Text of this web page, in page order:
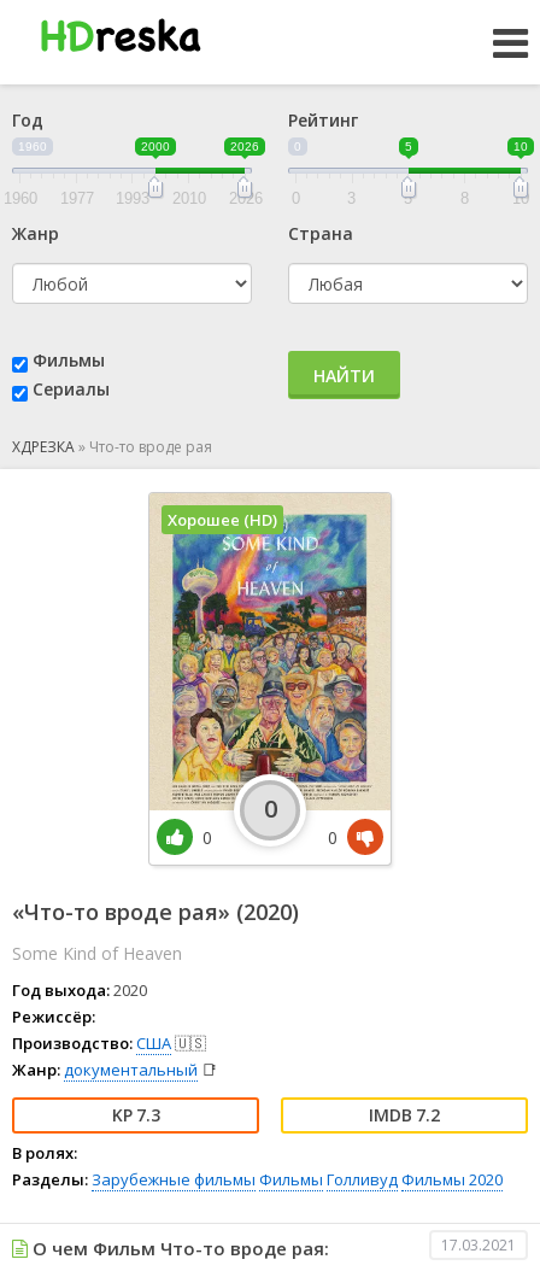
Год
1960 2000 2026
1960 1977 1993 2010 2026
Рейтинг
0 5 10
0 3 5 8 10
Жанр Страна
Фильмы
Сериалы
НАЙТИ
ХДРЕЗКА» Что-то вроде рая
«Что-то вроде рая» (2020)
Some Kind of Heaven
Год выхода:2020
Режиссёр:
Производство:США🇺🇸
Жанр:документальный 📑
7.3 7.2
В ролях:
Разделы: Зарубежные фильмы Фильмы ГолливудФильмы 2020
Хорошее (HD)
0
0
0
О чем Фильм Что-то вроде рая: 17.03.2021